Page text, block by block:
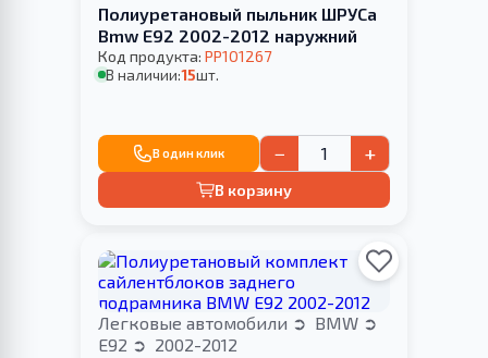
Полиуретановый пыльник ШРУСа
Bmw E92 2002-2012 наружний
Код продукта: PP101267
В наличии:15шт.
В один клик − +
В корзину
Легковые автомобили
BMW
E92
2002-2012